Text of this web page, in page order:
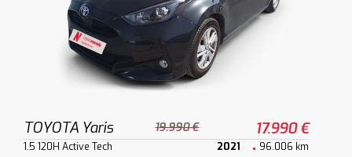
TOYOTA Yaris 19.990 € 17.990 €
1.5 120H Active Tech 2021 96.006 km